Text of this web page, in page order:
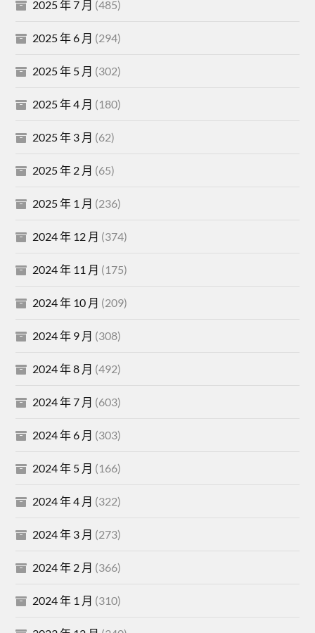
2025 年 7 月 (485)
2025 年 6 月 (294)
2025 年 5 月 (302)
2025 年 4 月 (180)
2025 年 3 月 (62)
2025 年 2 月 (65)
2025 年 1 月 (236)
2024 年 12 月 (374)
2024 年 11 月 (175)
2024 年 10 月 (209)
2024 年 9 月 (308)
2024 年 8 月 (492)
2024 年 7 月 (603)
2024 年 6 月 (303)
2024 年 5 月 (166)
2024 年 4 月 (322)
2024 年 3 月 (273)
2024 年 2 月 (366)
2024 年 1 月 (310)